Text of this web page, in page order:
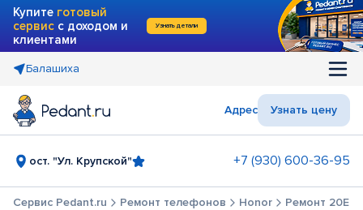
Купите готовый
сервис с доходом и
клиентами
Узнать детали
Балашиха
Адрес Узнать цену
ост. "Ул. Крупской" +7 (930) 600-36-95
Сервис Pedant.ru Ремонт телефонов Honor Ремонт 20E